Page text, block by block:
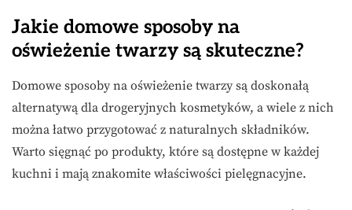
Jakie domowe sposoby na
oświeżenie twarzy są skuteczne?
Domowe sposoby na oświeżenie twarzy są doskonałą
alternatywą dla drogeryjnych kosmetyków, a wiele z nich
można łatwo przygotować z naturalnych składników.
Warto sięgnąć po produkty, które są dostępne w każdej
kuchni i mają znakomite właściwości pielęgnacyjne.